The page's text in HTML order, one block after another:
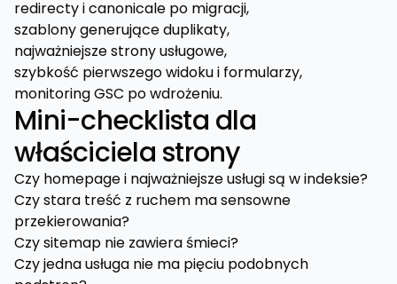
redirecty i canonicale po migracji,
szablony generujące duplikaty,
najważniejsze strony usługowe,
szybkość pierwszego widoku i formularzy,
monitoring GSC po wdrożeniu.
Mini-checklista dla
właściciela strony
Czy homepage i najważniejsze usługi są w indeksie?
Czy stara treść z ruchem ma sensowne
przekierowania?
Czy sitemap nie zawiera śmieci?
Czy jedna usługa nie ma pięciu podobnych